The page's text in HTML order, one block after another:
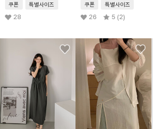
쿠폰 특별사이즈
28
쿠폰 특별사이즈
26 5 (2)